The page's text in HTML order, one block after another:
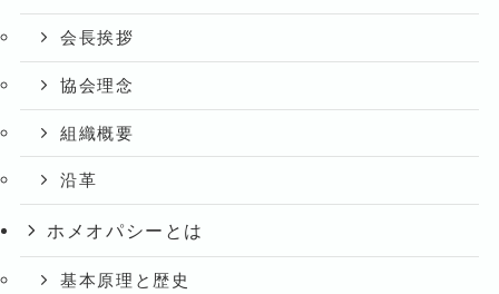
会長挨拶
協会理念
組織概要
沿革
ホメオパシーとは
基本原理と歴史